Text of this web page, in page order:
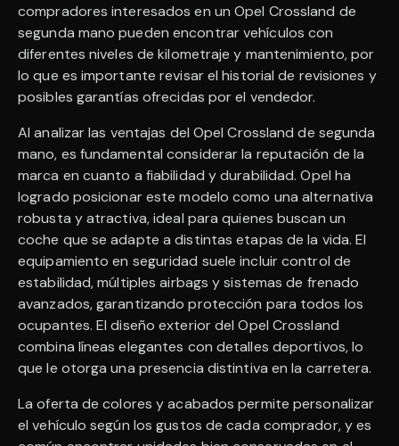
compradores interesados en un Opel Crossland de
segunda mano pueden encontrar vehículos con
diferentes niveles de kilometraje y mantenimiento, por
lo que es importante revisar el historial de revisiones y
posibles garantías ofrecidas por el vendedor.
Al analizar las ventajas del Opel Crossland de segunda
mano, es fundamental considerar la reputación de la
marca en cuanto a fiabilidad y durabilidad. Opel ha
logrado posicionar este modelo como una alternativa
robusta y atractiva, ideal para quienes buscan un
coche que se adapte a distintas etapas de la vida. El
equipamiento en seguridad suele incluir control de
estabilidad, múltiples airbags y sistemas de frenado
avanzados, garantizando protección para todos los
ocupantes. El diseño exterior del Opel Crossland
combina líneas elegantes con detalles deportivos, lo
que le otorga una presencia distintiva en la carretera.
La oferta de colores y acabados permite personalizar
el vehículo según los gustos de cada comprador, y es